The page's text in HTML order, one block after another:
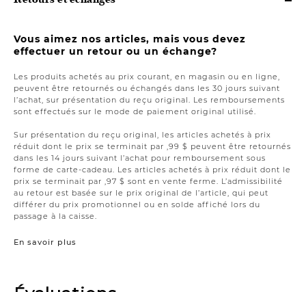
Vous aimez nos articles, mais vous devez
effectuer un retour ou un échange?
Les produits achetés au prix courant, en magasin ou en ligne,
peuvent être retournés ou échangés dans les 30 jours suivant
l’achat, sur présentation du reçu original. Les remboursements
sont effectués sur le mode de paiement original utilisé.
Sur présentation du reçu original, les articles achetés à prix
réduit dont le prix se terminait par ,99 $ peuvent être retournés
dans les 14 jours suivant l’achat pour remboursement sous
forme de carte-cadeau. Les articles achetés à prix réduit dont le
prix se terminait par ,97 $ sont en vente ferme. L’admissibilité
au retour est basée sur le prix original de l’article, qui peut
différer du prix promotionnel ou en solde affiché lors du
passage à la caisse.
En savoir plus